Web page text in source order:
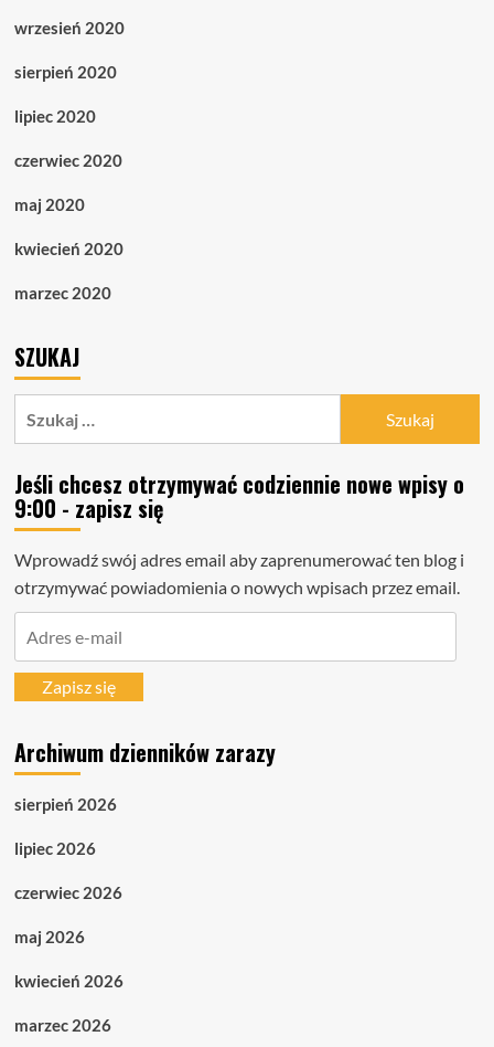
wrzesień 2020
sierpień 2020
lipiec 2020
czerwiec 2020
maj 2020
kwiecień 2020
marzec 2020
SZUKAJ
Jeśli chcesz otrzymywać codziennie nowe wpisy o
9:00 - zapisz się
Wprowadź swój adres email aby zaprenumerować ten blog i
otrzymywać powiadomienia o nowych wpisach przez email.
mailZapisz się
Archiwum dzienników zarazy
sierpień 2026
lipiec 2026
czerwiec 2026
maj 2026
kwiecień 2026
marzec 2026